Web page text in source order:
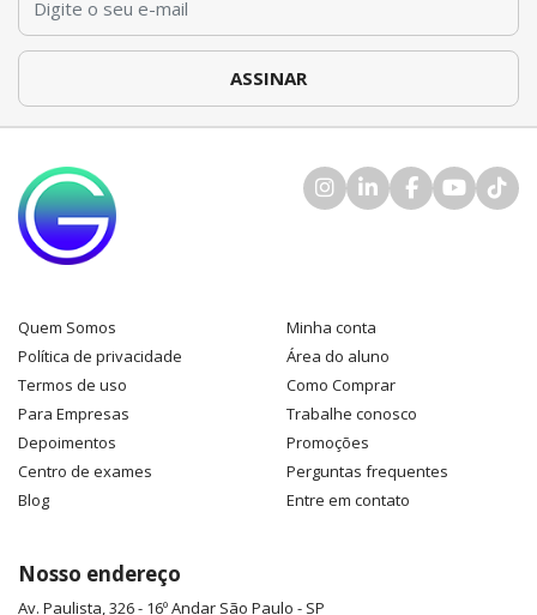
Quem Somos
Política de privacidade
Termos de uso
Para Empresas
Depoimentos
Centro de exames
Blog
Minha conta
Área do aluno
Como Comprar
Trabalhe conosco
Promoções
Perguntas frequentes
Entre em contato
Nosso endereço
Av. Paulista, 326 - 16º Andar São Paulo - SP